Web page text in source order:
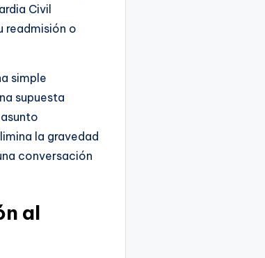
Civil
readmisión o
simple
supuesta
la gravedad
conversación
al